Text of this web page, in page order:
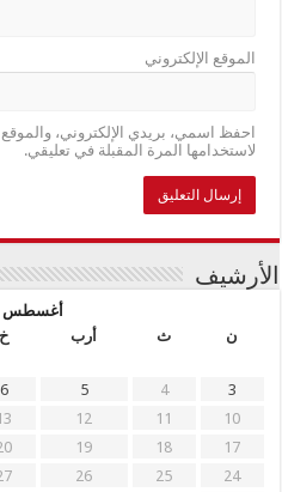
الموقع الإلكتروني
احفظ اسمي، بريدي الإلكتروني،
لاستخدامها المرة المقبلة في تعليقي.
الأرشيف
أغسطس 2026
ن
ث أرب خ
3
4
5
6
10
11
12
17
18
19
24
25
26